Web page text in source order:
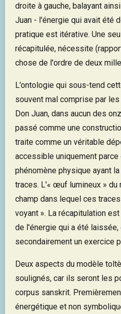
droite à gauche, balayant
Juan - l'énergie qui avait été
pratique est itérative. Une
récapitulée, nécessite
chose de l'ordre de deux
L’ontologie qui sous-tend
souvent mal comprise par
Don Juan, dans aucun des
passé comme une
traite comme un véritable
accessible uniquement
phénomène physique ayant
traces. L'« œuf lumineux »
champ dans lequel ces
voyant ». La récapitulation
de l'énergie qui a été
secondairement un exercice
Deux aspects du modèle
soulignés, car ils seront les
corpus sanskrit.
énergétique et non